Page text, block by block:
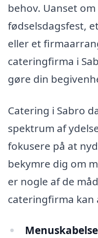
behov. Uanset
fødselsdagsfest,
eller et
cateringfirma i
gøre din
Catering i Sabro
spektrum af
fokusere på at
bekymre dig om
er nogle af de
cateringfirma kan